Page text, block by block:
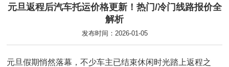
元旦返程后汽车托运价格更新！热门/冷门线路报价全
解析
发布时间：2026-01-05
元旦假期悄然落幕，不少车主已结束休闲时光踏上返程之